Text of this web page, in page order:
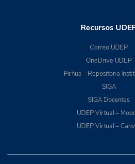
Recursos
Correo UDEP
OneDrive UDEP
Pirhua – Repositorio
SIGA
SIGA Docentes
UDEP Virtual –
UDEP Virtual –